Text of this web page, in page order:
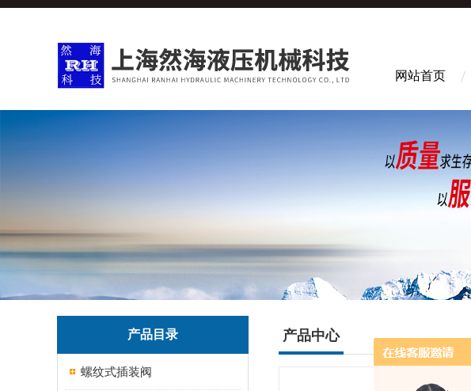
网站首页
产品目录
螺纹式插装阀
产品中心